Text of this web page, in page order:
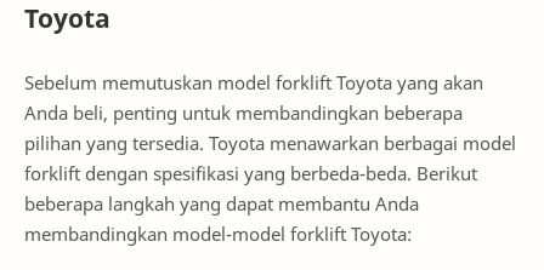
Toyota
Sebelum memutuskan model forklift Toyota yang akan
Anda beli, penting untuk membandingkan beberapa
pilihan yang tersedia. Toyota menawarkan berbagai model
forklift dengan spesifikasi yang berbeda-beda. Berikut
beberapa langkah yang dapat membantu Anda
membandingkan model-model forklift Toyota: